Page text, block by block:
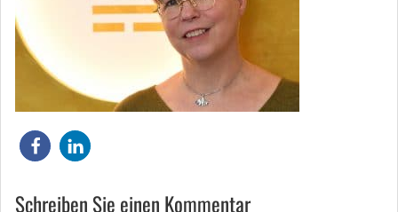
Schreiben Sie einen Kommentar